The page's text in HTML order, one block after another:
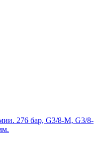
276 бар, G3/8-M, G3/8-